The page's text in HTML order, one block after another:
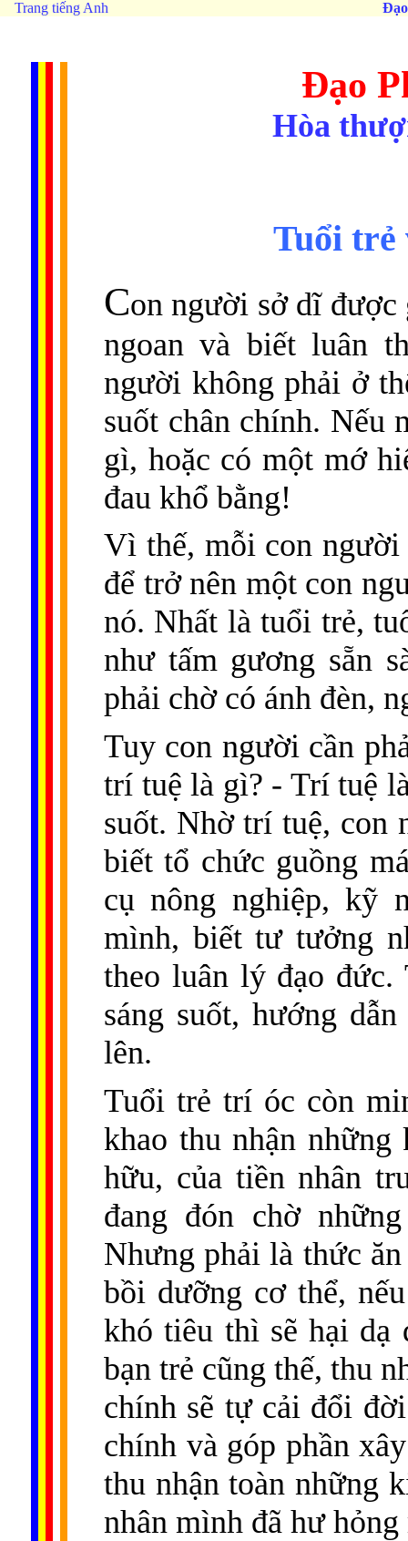
Trang tiếng Anh
Đạo
Hòa
Tuổi trẻ
Con người sở dĩ
ngoan và biết luân
người không phải ở
suốt chân chính. Nếu
gì, hoặc có một mớ
đau khổ bằng!
Vì thế, mỗi con người
để trở nên một con
nó. Nhất là tuổi trẻ,
như tấm gương sẵn
phải chờ có ánh đèn,
Tuy con người cần
trí tuệ là gì? - Trí tuệ
suốt. Nhờ trí tuệ, con
biết tổ chức guồng
cụ nông nghiệp, kỹ
mình, biết tư tưởng
theo luân lý đạo
sáng suốt, hướng
lên.
Tuổi trẻ trí óc còn
khao thu nhận
hữu, của tiền nhân
đang đón chờ
Nhưng phải là thức
bồi dưỡng cơ thể,
khó tiêu thì sẽ hại dạ
bạn trẻ cũng thế, thu
chính sẽ tự cải đổi
chính và góp phần
thu nhận toàn những
nhân mình đã hư